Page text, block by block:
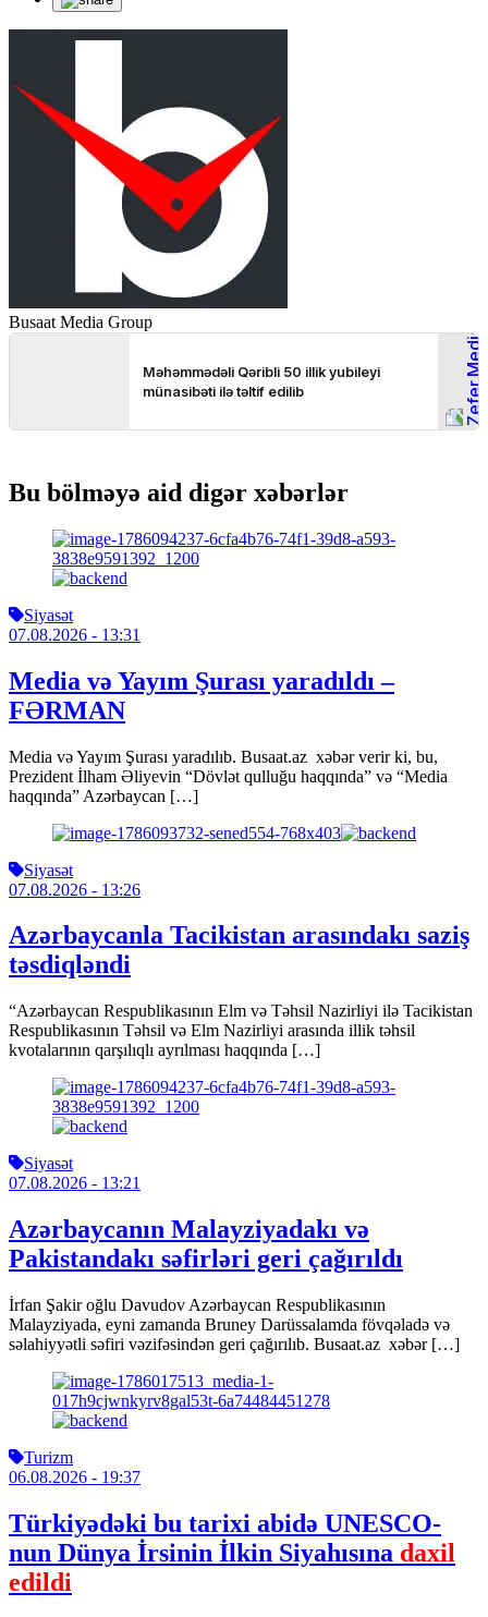
Busaat Media Group
Bu bölməyə aid digər xəbərlər
Siyasət
07.08.2026 - 13:31
Media və Yayım Şurası yaradıldı –
FƏRMAN
Media və Yayım Şurası yaradılıb. Busaat.az xəbər verir ki, bu,
Prezident İlham Əliyevin “Dövlət qulluğu haqqında” və “Media
haqqında” Azərbaycan […]
Siyasət
07.08.2026 - 13:26
Azərbaycanla Tacikistan arasındakı saziş
təsdiqləndi
“Azərbaycan Respublikasının Elm və Təhsil Nazirliyi ilə Tacikistan
Respublikasının Təhsil və Elm Nazirliyi arasında illik təhsil
kvotalarının qarşılıqlı ayrılması haqqında […]
Siyasət
07.08.2026 - 13:21
Azərbaycanın Malayziyadakı və
Pakistandakı səfirləri geri çağırıldı
İrfan Şakir oğlu Davudov Azərbaycan Respublikasının
Malayziyada, eyni zamanda Bruney Darüssalamda fövqəladə və
səlahiyyətli səfiri vəzifəsindən geri çağırılıb. Busaat.az xəbər […]
Turizm
06.08.2026 - 19:37
Türkiyədəki bu tarixi abidə UNESCO-
nun Dünya İrsinin İlkin Siyahısına daxil
edildi